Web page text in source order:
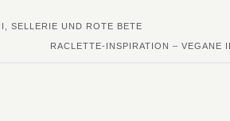
SELLERIE UND ROTE BETE
RACLETTE-INSPIRATION – VEGANE